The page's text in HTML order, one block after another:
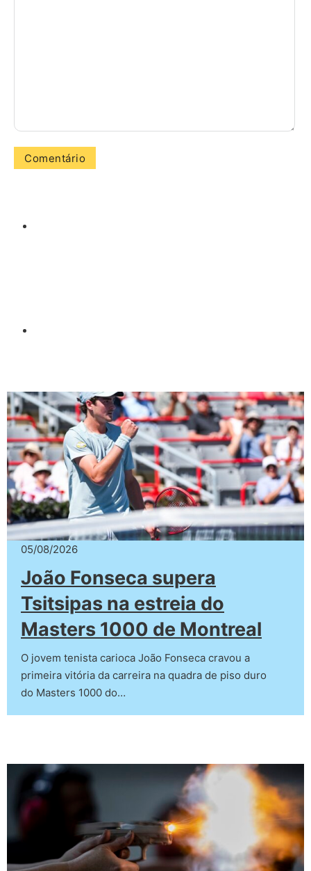
05/08/2026
João Fonseca supera
Tsitsipas na estreia do
Masters 1000 de Montreal
O jovem tenista carioca João Fonseca cravou a
primeira vitória da carreira na quadra de piso duro
do Masters 1000 do…